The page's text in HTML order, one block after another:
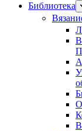
Библиотека